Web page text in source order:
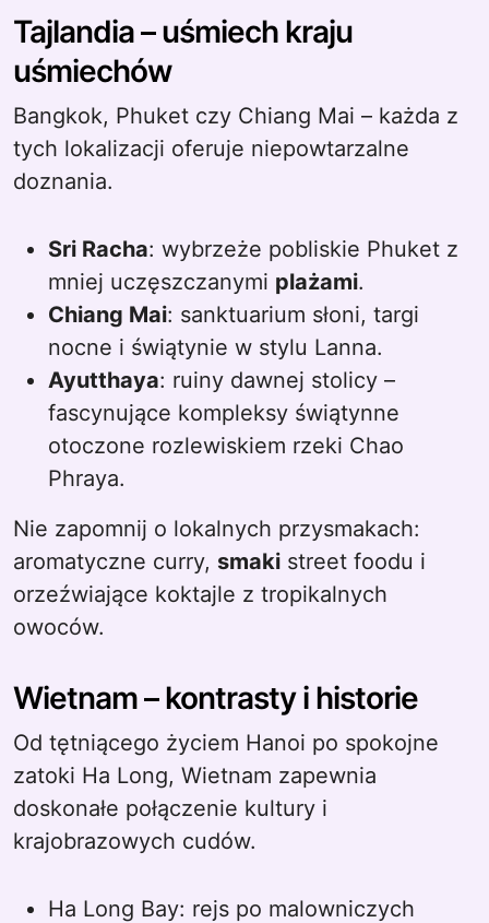
Tajlandia – uśmiech kraju
uśmiechów
Bangkok, Phuket czy Chiang Mai – każda z
tych lokalizacji oferuje niepowtarzalne
doznania.
Sri Racha: wybrzeże pobliskie Phuket z
mniej uczęszczanymi plażami.
Chiang Mai: sanktuarium słoni, targi
nocne i świątynie w stylu Lanna.
Ayutthaya: ruiny dawnej stolicy –
fascynujące kompleksy świątynne
otoczone rozlewiskiem rzeki Chao
Phraya.
Nie zapomnij o lokalnych przysmakach:
aromatyczne curry, smaki street foodu i
orzeźwiające koktajle z tropikalnych
owoców.
Wietnam – kontrasty i historie
Od tętniącego życiem Hanoi po spokojne
zatoki Ha Long, Wietnam zapewnia
doskonałe połączenie kultury i
krajobrazowych cudów.
Ha Long Bay: rejs po malowniczych